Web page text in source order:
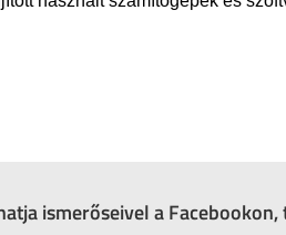
ismerőseivel a